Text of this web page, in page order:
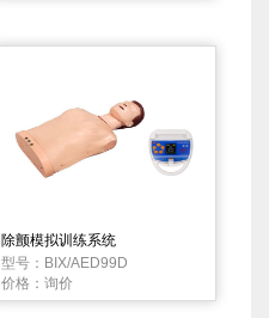
除颤模拟训练系统
型号：BIX/AED99D
价格：询价